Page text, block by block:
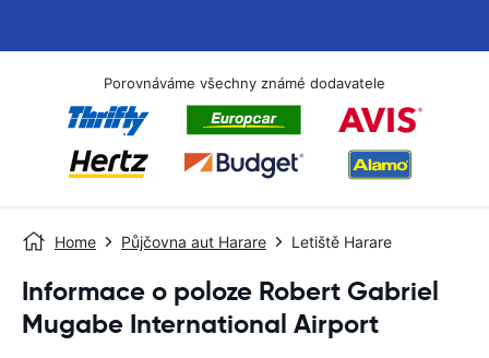
Porovnáváme všechny známé dodavatele
Home Půjčovna aut Harare Letiště Harare
Informace o poloze Robert Gabriel
Mugabe International Airport